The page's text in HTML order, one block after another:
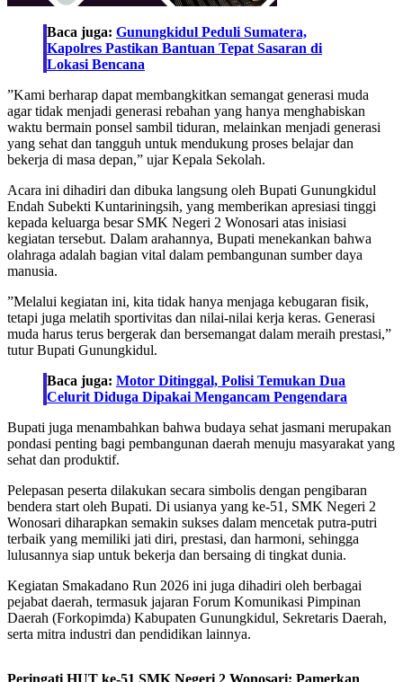
Baca juga: Gunungkidul Peduli Sumatera,
Kapolres Pastikan Bantuan Tepat Sasaran di
Lokasi Bencana
‎”Kami berharap dapat membangkitkan semangat generasi muda
agar tidak menjadi generasi rebahan yang hanya menghabiskan
waktu bermain ponsel sambil tiduran, melainkan menjadi generasi
yang sehat dan tangguh untuk mendukung proses belajar dan
bekerja di masa depan,” ujar Kepala Sekolah.
‎Acara ini dihadiri dan dibuka langsung oleh Bupati Gunungkidul
Endah Subekti Kuntariningsih, yang memberikan apresiasi tinggi
kepada keluarga besar SMK Negeri 2 Wonosari atas inisiasi
kegiatan tersebut. Dalam arahannya, Bupati menekankan bahwa
olahraga adalah bagian vital dalam pembangunan sumber daya
manusia.
‎”Melalui kegiatan ini, kita tidak hanya menjaga kebugaran fisik,
tetapi juga melatih sportivitas dan nilai-nilai kerja keras. Generasi
muda harus terus bergerak dan bersemangat dalam meraih prestasi,”
tutur Bupati Gunungkidul.
Baca juga: Motor Ditinggal, Polisi Temukan Dua
Celurit Diduga Dipakai Mengancam Pengendara
‎Bupati juga menambahkan bahwa budaya sehat jasmani merupakan
pondasi penting bagi pembangunan daerah menuju masyarakat yang
sehat dan produktif.
‎Pelepasan peserta dilakukan secara simbolis dengan pengibaran
bendera start oleh Bupati. Di usianya yang ke-51, SMK Negeri 2
Wonosari diharapkan semakin sukses dalam mencetak putra-putri
terbaik yang memiliki jati diri, prestasi, dan harmoni, sehingga
lulusannya siap untuk bekerja dan bersaing di tingkat dunia.
‎Kegiatan Smakadano Run 2026 ini juga dihadiri oleh berbagai
pejabat daerah, termasuk jajaran Forum Komunikasi Pimpinan
Daerah (Forkopimda) Kabupaten Gunungkidul, Sekretaris Daerah,
serta mitra industri dan pendidikan lainnya.